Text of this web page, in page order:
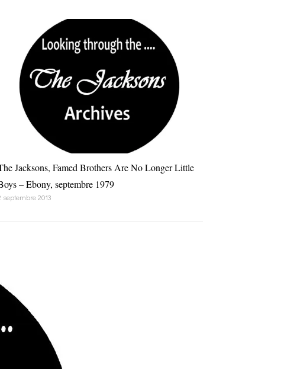
Jacksons, Famed Brothers Are No Longer Little
– Ebony, septembre 1979
septembre 2013